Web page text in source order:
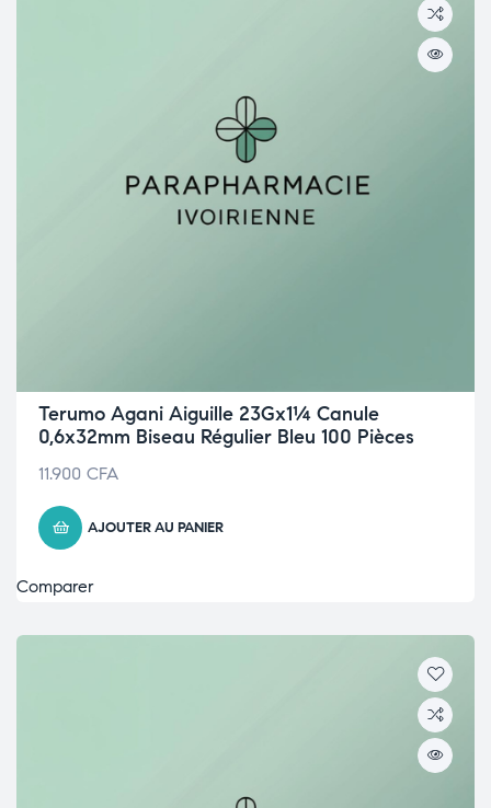
Terumo Agani Aiguille 23Gx1¼ Canule
0,6x32mm Biseau Régulier Bleu 100 Pièces
11.900 CFA
AJOUTER AU PANIER
Comparer